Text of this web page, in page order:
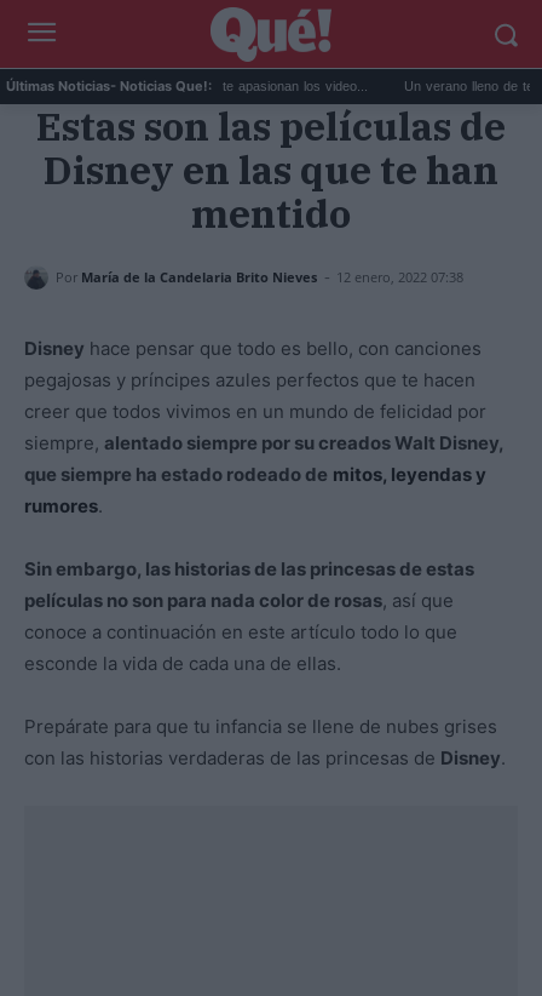
Últimas Noticias- Noticias Que!:
Las 10 gamers que seguir si te apasionan los video... Un verano lleno de teatro y
Estas son las películas de
Disney en las que te han
mentido
Por María de la Candelaria Brito Nieves - 12 enero, 2022 07:38
Disney hace pensar que todo es bello, con canciones
pegajosas y príncipes azules perfectos que te hacen
creer que todos vivimos en un mundo de felicidad por
siempre, alentado siempre por su creados Walt Disney,
que siempre ha estado rodeado de mitos, leyendas y
rumores.
Sin embargo, las historias de las princesas de estas
películas no son para nada color de rosas, así que
conoce a continuación en este artículo todo lo que
esconde la vida de cada una de ellas.
Prepárate para que tu infancia se llene de nubes grises
con las historias verdaderas de las princesas de Disney.